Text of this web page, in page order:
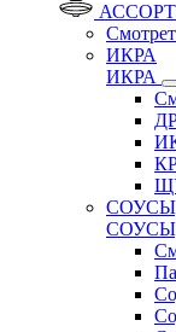
ИКРА
ИКРА